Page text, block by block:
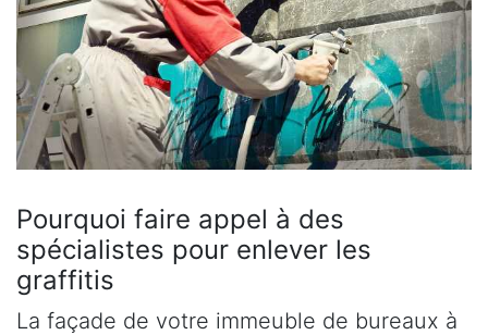
Pourquoi faire appel à des
spécialistes pour enlever les
graffitis
La façade de votre immeuble de bureaux à